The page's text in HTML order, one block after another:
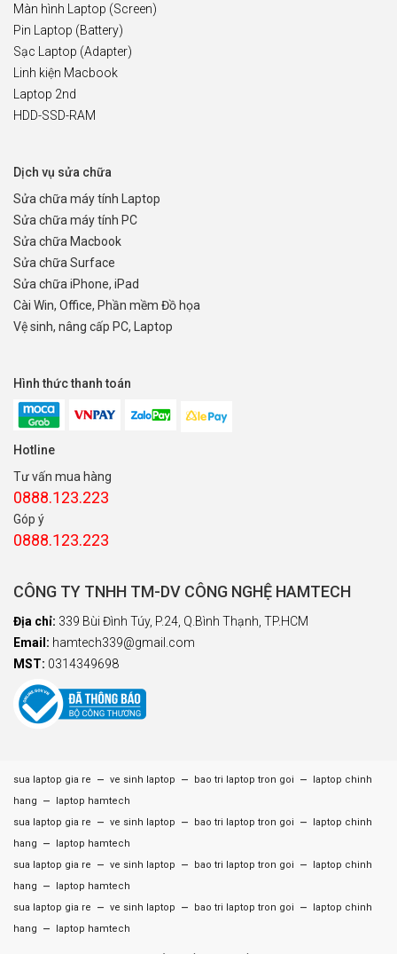
Màn hình Laptop (Screen)
Pin Laptop (Battery)
Sạc Laptop (Adapter)
Linh kiện Macbook
Laptop 2nd
HDD-SSD-RAM
Dịch vụ sửa chữa
Sửa chữa máy tính Laptop
Sửa chữa máy tính PC
Sửa chữa Macbook
Sửa chữa Surface
Sửa chữa iPhone, iPad
Cài Win, Office, Phần mềm Đồ họa
Vệ sinh, nâng cấp PC, Laptop
Hình thức thanh toán
Hotline
Tư vấn mua hàng
0888.123.223
Góp ý
0888.123.223
CÔNG TY TNHH TM-DV CÔNG NGHỆ HAMTECH
Địa chỉ: 339 Bùi Đình Túy, P.24, Q.Bình Thạnh, TP.HCM
Email: hamtech339@gmail.com
MST: 0314349698
sua laptop gia re – ve sinh laptop – bao tri laptop tron goi –
laptop chinh
hang
–
laptop hamtech
sua laptop gia re
– ve sinh laptop – bao tri laptop tron goi –
laptop chinh
hang
–
laptop hamtech
sua laptop gia re
– ve sinh laptop – bao tri laptop tron goi –
laptop chinh
hang
–
laptop hamtech
sua laptop gia re
– ve sinh laptop – bao tri laptop tron goi –
laptop chinh
hang
– laptop hamtech